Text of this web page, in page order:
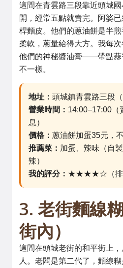
這間在青雲路三段靠近頭城
開，經常五點就賣完。阿婆
桿麵皮。他們的蔥油餅是半
柔軟，蔥量給得大方。我每
他們的神秘醬油膏——帶點蒜
不一樣。
地址： 頭城鎮青雲路三段
營業時間： 14:00–17:00（
息）
價格： 蔥油餅加蛋35元，
推薦菜： 加蛋、辣味（自
辣）
我的評分： ★★★★☆（排隊
3. 老街麵線
街內）
這間在頭城老街的和平街上
人。老闆是第二代了，麵線